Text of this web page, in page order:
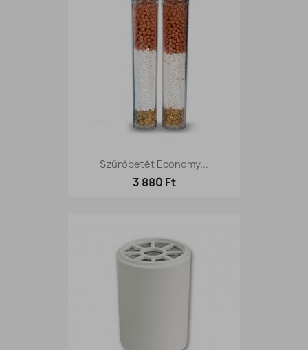
Szűrőbetét Economy...
3 880 Ft